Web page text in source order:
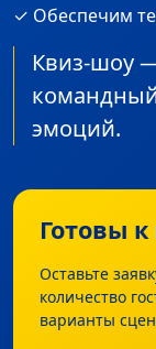
✓ Обеспечим
Квиз-шоу
эмоций.
Готовы к
Оставьте
количество
варианты